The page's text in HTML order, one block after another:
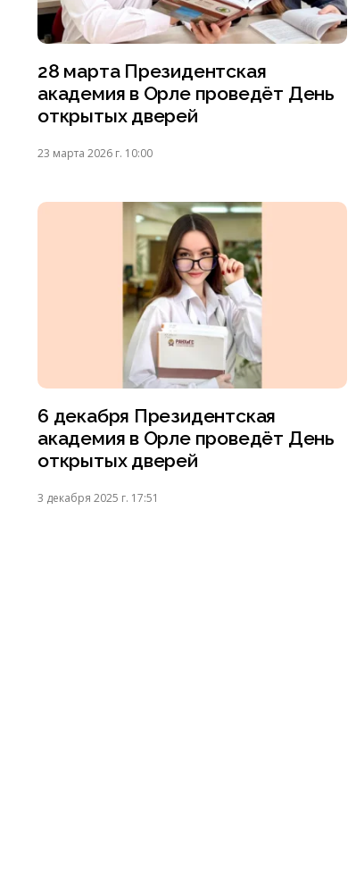
28 марта Президентская
академия в Орле проведёт День
открытых дверей
23 марта 2026 г. 10:00
6 декабря Президентская
академия в Орле проведёт День
открытых дверей
3 декабря 2025 г. 17:51